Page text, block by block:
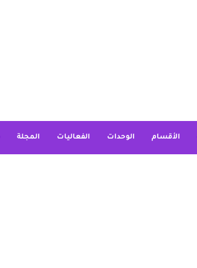
الأقسام الوحدات الفعاليات المجلة